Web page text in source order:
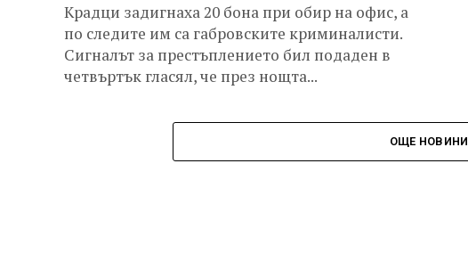
Крадци задигнаха 20 бона при обир на офис, а
по следите им са габровските криминалисти.
Сигналът за престъплението бил подаден в
четвъртък гласял, че през нощта...
ОЩЕ НОВИНИ